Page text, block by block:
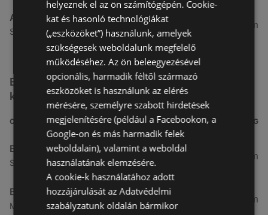
Alma Gyógyszertárak
Szabadság u. 31, 9431 Fertőd
27,8 km
Egyéb Kozmetikumok és Drogéria üzletek a
közelben
CÍM TÁVOLSÁG
Benu Gyógyszertárak
Soproni utca 18., 9423 Ágfalva
0,27 km
Benu Gyógyszertárak
Malompatak U.10, 9400 Sopron
2,55 km
helyeznek el az ön számítógépén. Cookie-
kat és hasonló technológiákat
(„eszközöket”) használunk, amelyek
szükségesek weboldalunk megfelelő
működéséhez. Az ön beleegyezésével
opcionális, harmadik féltől származó
eszközöket is használunk az elérés
mérésére, személyre szabott hirdetések
megjelenítésére (például a Facebookon, a
Google-on és más harmadik felek
weboldalain), valamint a weboldal
használatának elemzésére.
A cookie-k használatához adott
hozzájárulását az Adatvédelmi
szabályzatunk oldalán bármikor